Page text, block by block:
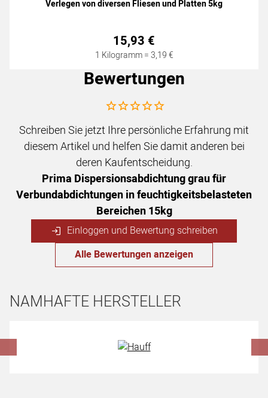
Verlegen von diversen Fliesen und Platten 5kg
15,93 €
1 Kilogramm =3,19€
Bewertungen
Noch keine Bewertungen abgegeben
Schreiben Sie jetzt Ihre persönliche Erfahrung mit
diesem Artikel und helfen Sie damit anderen bei
deren Kaufentscheidung.
Prima Dispersionsabdichtung grau für
Verbundabdichtungen in feuchtigkeitsbelasteten
Bereichen 15kg
Einloggen und Bewertung schreiben
Alle Bewertungen anzeigen
NAMHAFTE HERSTELLER